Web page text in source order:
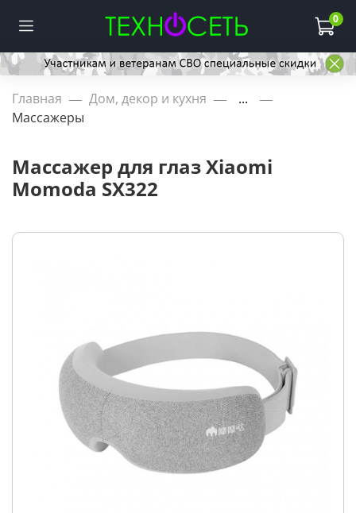
0
Главная Дом, декор и кухня
...
Массажеры
Массажер для глаз Xiaomi
Momoda SX322